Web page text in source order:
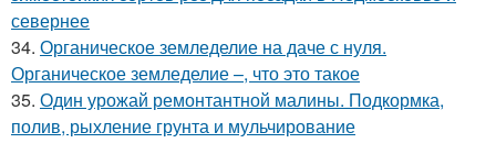
севернее
34. Органическое земледелие на даче с нуля.
Органическое земледелие –, что это такое
35. Один урожай ремонтантной малины. Подкормка,
полив, рыхление грунта и мульчирование